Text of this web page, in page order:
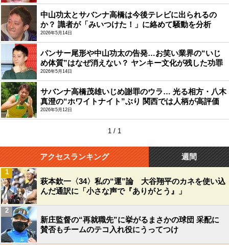
中山功太とサバンナ高橋は今後テレビに出られるの
か？ 識者が「みいつけた！」に絡めて騒動を分析
2026年5月14日
パンサー尾形や中山功太の告発…お笑い業界の“いじ
め体質”はなぜ消えない？ ヤンキー文化が残した功罪
2026年5月14日
サバンナ高橋茂雄いじめ謝罪のウラ… 光る相方・八木
真澄の“ホワイトナイト”ぶり 関西では人柄が高評価
2026年5月12日
1 / 1
アクセスランキング 週間
萩本欽一〈34〉私の“運”論 大谷翔平のカネを使い込
んだ通訳に「小さな声で『ありがとう』」
1
新庄監督の“再就職先”に挙がるまさかの球団 采配に
賛否もチームのテコ入れ役にうってつけ
2